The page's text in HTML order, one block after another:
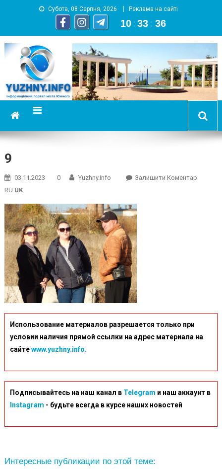
Субота, 08 Серпня, 2026 Реклама на сайті
10 :33 : 37
YUZHNY.INFO
информационный портал города Южный
9
03.11.2023 0 Yuzhny.info Залишити КоментарOn
RU UK
Использование материалов разрешается только при
условии наличия прямой ссылки на адрес материала на
сайтеwww.yuzhny.info.
Подписывайтесь на наш канал в Telegram и наш аккаунт в
Instagram - будьте всегда в курсе наших новостей
Интересные публикации по этой теме: